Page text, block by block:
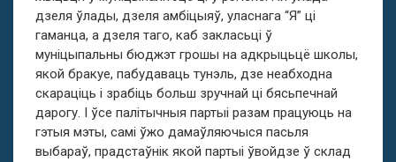
дзеля ўлады, дзеля амбіцыяў, уласнага “Я” ці
гаманца, а дзеля таго, каб закласьці ў
муніцыпальны бюджэт грошы на адкрыцьцё школы,
якой бракуе, пабудаваць тунэль, дзе неабходна
скараціць і зрабіць больш зручнай ці бясьпечнай
дарогу. І ўсе палітычныя партыі разам працуюць на
гэтыя мэты, самі ўжо дамаўляючыся пасьля
выбараў, прадстаўнік якой партыі ўвойдзе ў склад